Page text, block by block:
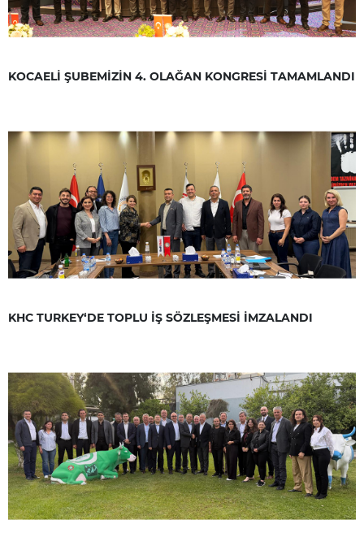
KOCAELİ ŞUBEMİZİN 4. OLAĞAN KONGRESİ TAMAMLANDI
KHC TURKEY‘DE TOPLU İŞ SÖZLEŞMESİ İMZALANDI